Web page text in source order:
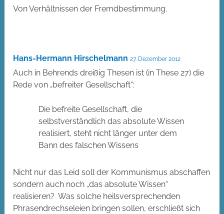
Von Verhältnissen der Fremdbestimmung.
Hans-Hermann Hirschelmann 27. Dezember 2012
Auch in Behrends dreißig Thesen ist (in These 27) die
Rede von „befreiter Gesellschaft“:
Die befreite Gesellschaft, die
selbstverständlich das absolute Wissen
realisiert, steht nicht länger unter dem
Bann des falschen Wissens
Nicht nur das Leid soll der Kommunismus abschaffen
sondern auch noch „das absolute Wissen“
realisieren? Was solche heilsversprechenden
Phrasendrechseleien bringen sollen, erschließt sich